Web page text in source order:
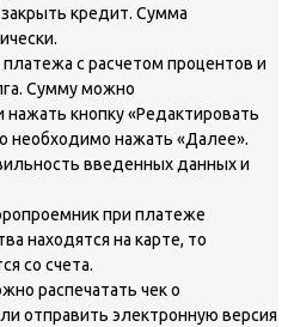
кредит. Сумма
с расчетом процентов и
Сумму можно
нажать кнопку «Редактировать
необходимо нажать «Далее».
введенных данных и
при платеже
находятся на карте, то
со счета.
распечатать чек о
отправить электронную версия